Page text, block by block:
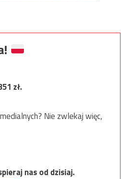
zł.
Nie zwlekaj więc,
nas od dzisiaj.